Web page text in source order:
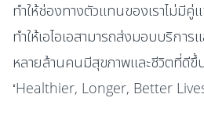
ทำให้ช่องทางตัวแทนของเราไม่มีคู่
ทำให้เอไอเอสามารถส่งมอบบริกา
หลายล้านคนมีสุขภาพและชีวิตที่ดี
‘Healthier, Longer, Better